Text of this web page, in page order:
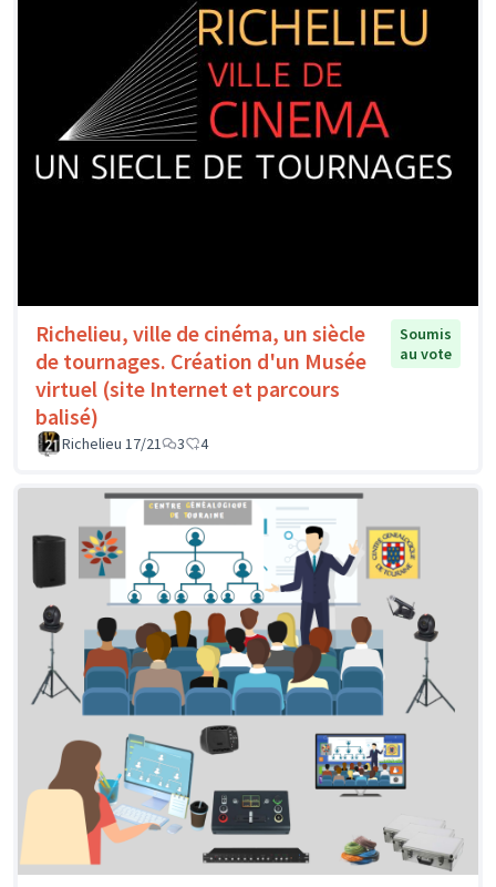
Richelieu, ville de cinéma, un siècle
de tournages. Création d'un Musée
virtuel (site Internet et parcours
balisé)
Soumis
au vote
Richelieu 17/21 3 4